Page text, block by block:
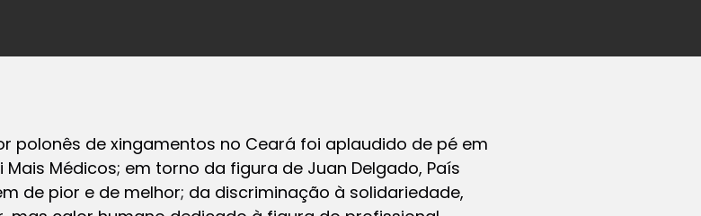
polonês de xingamentos no Ceará foi aplaudido de pé em
Médicos; em torno da figura de Juan Delgado, País
de pior e de melhor; da discriminação à solidariedade,